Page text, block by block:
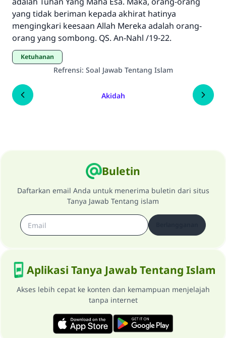
yang tidak beriman kepada akhirat hatinya
mengingkari keesaan Allah Mereka adalah orang-
orang yang sombong. QS. An-Nahl /19-22.
Ketuhanan
Refrensi: Soal Jawab Tentang Islam
Akidah
Buletin
Daftarkan email Anda untuk menerima buletin dari situs
Tanya Jawab Tentang islam
Aplikasi Tanya Jawab Tentang Islam
Akses lebih cepat ke konten dan kemampuan menjelajah
tanpa internet